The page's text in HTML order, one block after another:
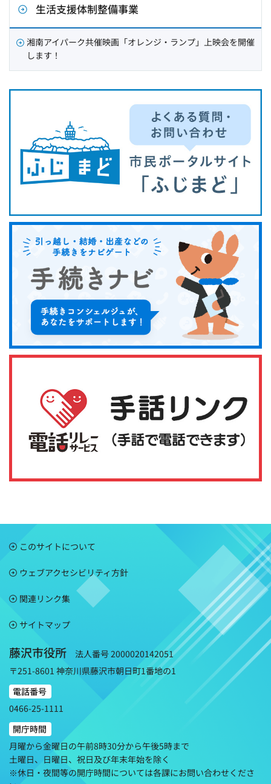
生活支援体制整備事業
湘南アイパーク共催映画「オレンジ・ランプ」上映会を開催
します！
このサイトについて
ウェブアクセシビリティ方針
関連リンク集
サイトマップ
藤沢市役所
法人番号 2000020142051
〒251-8601 神奈川県藤沢市朝日町1番地の1
電話番号
0466-25-1111
開庁時間
月曜から金曜日の午前8時30分から午後5時まで
土曜日、日曜日、祝日及び年末年始を除く
※休日・夜間等の開庁時間については各課にお問い合わせくださ